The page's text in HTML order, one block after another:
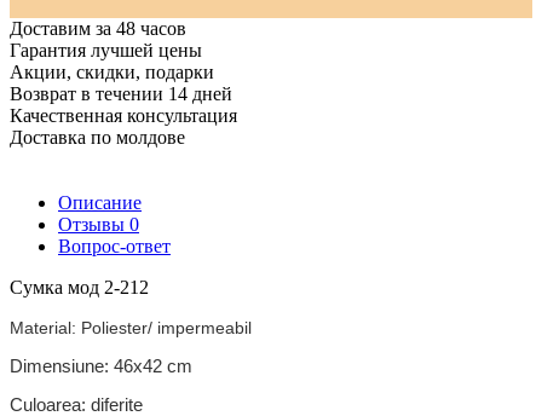
Доставим за 48 часов
Гарантия лучшей цены
Акции, скидки, подарки
Возврат в течении 14 дней
Качественная консультация
Доставка по молдове
Описание
Отзывы 0
Вопрос-ответ
Сумка мод 2-212
Material: Poliester/ impermeabil
Dimensiune: 46х42 cm
Culoarea: diferite